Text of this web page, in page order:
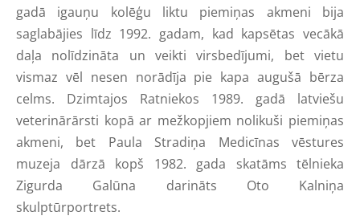
gadā igauņu kolēģu liktu piemiņas akmeni bija
saglabājies līdz 1992. gadam, kad kapsētas vecākā
daļa nolīdzināta un veikti virsbedījumi, bet vietu
vismaz vēl nesen norādīja pie kapa augušā bērza
celms. Dzimtajos Ratniekos 1989. gadā latviešu
veterinārārsti kopā ar mežkopjiem nolikuši piemiņas
akmeni, bet Paula Stradiņa Medicīnas vēstures
muzeja dārzā kopš 1982. gada skatāms tēlnieka
Zigurda Galūna darināts Oto Kalniņa
skulptūrportrets.